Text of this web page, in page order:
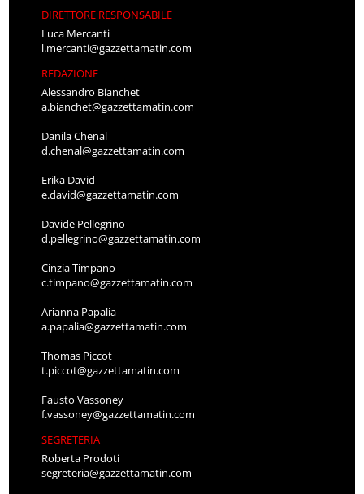
DIRETTORE RESPONSABILE
Luca Mercanti
l.mercanti@gazzettamatin.com
REDAZIONE
Alessandro Bianchet
a.bianchet@gazzettamatin.com
Danila Chenal
d.chenal@gazzettamatin.com
Erika David
e.david@gazzettamatin.com
Davide Pellegrino
d.pellegrino@gazzettamatin.com
Cinzia Timpano
c.timpano@gazzettamatin.com
Arianna Papalia
a.papalia@gazzettamatin.com
Thomas Piccot
t.piccot@gazzettamatin.com
Fausto Vassoney
f.vassoney@gazzettamatin.com
SEGRETERIA
Roberta Prodoti
segreteria@gazzettamatin.com